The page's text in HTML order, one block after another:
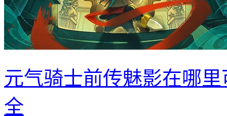
元气骑士前传魅影在哪
全